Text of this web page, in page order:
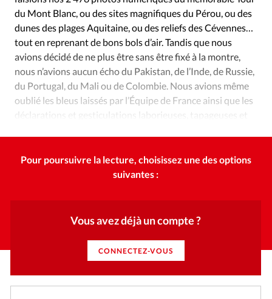
du Mont Blanc, ou des sites magnifiques du Pérou, ou des
dunes des plages Aquitaine, ou des reliefs des Cévennes…
tout en reprenant de bons bols d’air. Tandis que nous
avions décidé de ne plus être sans être fixé à la montre,
nous n’avions aucun écho du Pakistan, de l’Inde, de Russie,
du Portugal, du Mali ou de Colombie. Nous avions même
oublié les bleus laissés par l’Équipe de France ainsi que les
déclarations et gesticulations laborieuses, tapageuses et
Pour poursuivre la lecture, choisissez une des options
suivantes :
Vous avez déjà un compte ?
CONNECTEZ-VOUS